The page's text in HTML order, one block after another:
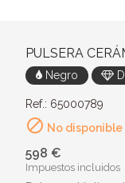
PULSERA
Negro
Ref.: 65000789
 No disponible
598 €
Impuestos incluidos